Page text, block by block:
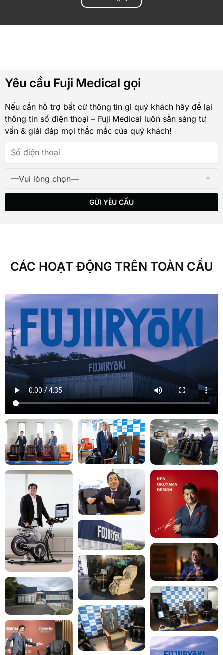
Yêu cầu Fuji Medical gọi
Nếu cần hỗ trợ bất cứ thông tin gì quý khách hãy để lại
thông tin số điện thoại – Fuji Medical luôn sẵn sàng tư
vấn & giải đáp mọi thắc mắc của quý khách!
CÁC HOẠT ĐỘNG TRÊN TOÀN CẦU